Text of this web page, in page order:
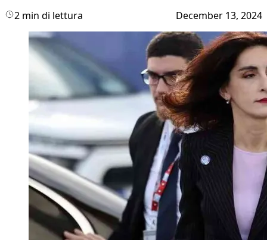
2 min di lettura December 13, 2024